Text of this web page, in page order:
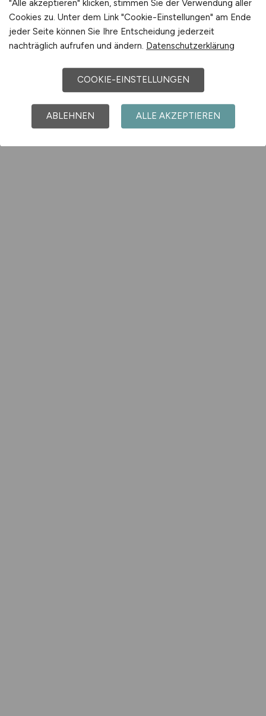
"Alle akzeptieren" klicken, stimmen Sie der Verwendung aller
Cookies zu. Unter dem Link "Cookie-Einstellungen" am Ende
jeder Seite können Sie Ihre Entscheidung jederzeit
nachträglich aufrufen und ändern. Datenschutzerklärung
COOKIE-EINSTELLUNGEN
ABLEHNEN ALLE AKZEPTIEREN